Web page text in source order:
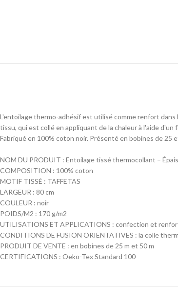
L'entoilage thermo-adhésif est utilisé comme renfort
tissu, qui est collé en appliquant de la chaleur à l'aide d'un
Fabriqué en 100% coton noir. Présenté en bobines de
NOM DU PRODUIT : Entoilage tissé thermocollant –
COMPOSITION : 100% coton
MOTIF TISSÉ : TAFFETAS
LARGEUR : 80 cm
COULEUR : noir
POIDS/M2 : 170 g/m2
UTILISATIONS ET APPLICATIONS : confection et
CONDITIONS DE FUSION ORIENTATIVES : la colle
PRODUIT DE VENTE : en bobines de 25 m et 50 m
CERTIFICATIONS : Oeko-Tex Standard 100